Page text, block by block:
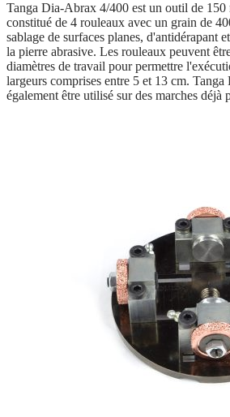
Tanga Dia-Abrax 4/400 est un outil de 150
constitué de 4 rouleaux avec un grain de
sablage de surfaces planes, d'antidérapant
la pierre abrasive. Les rouleaux peuvent
diamètres de travail pour permettre
largeurs comprises entre 5 et 13 cm.
également être utilisé sur des marches déjà